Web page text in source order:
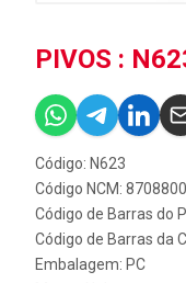
PIVOS :
Código: N623
Código NCM:
Código de Barras do
Código de Barras da
Embalagem: PC